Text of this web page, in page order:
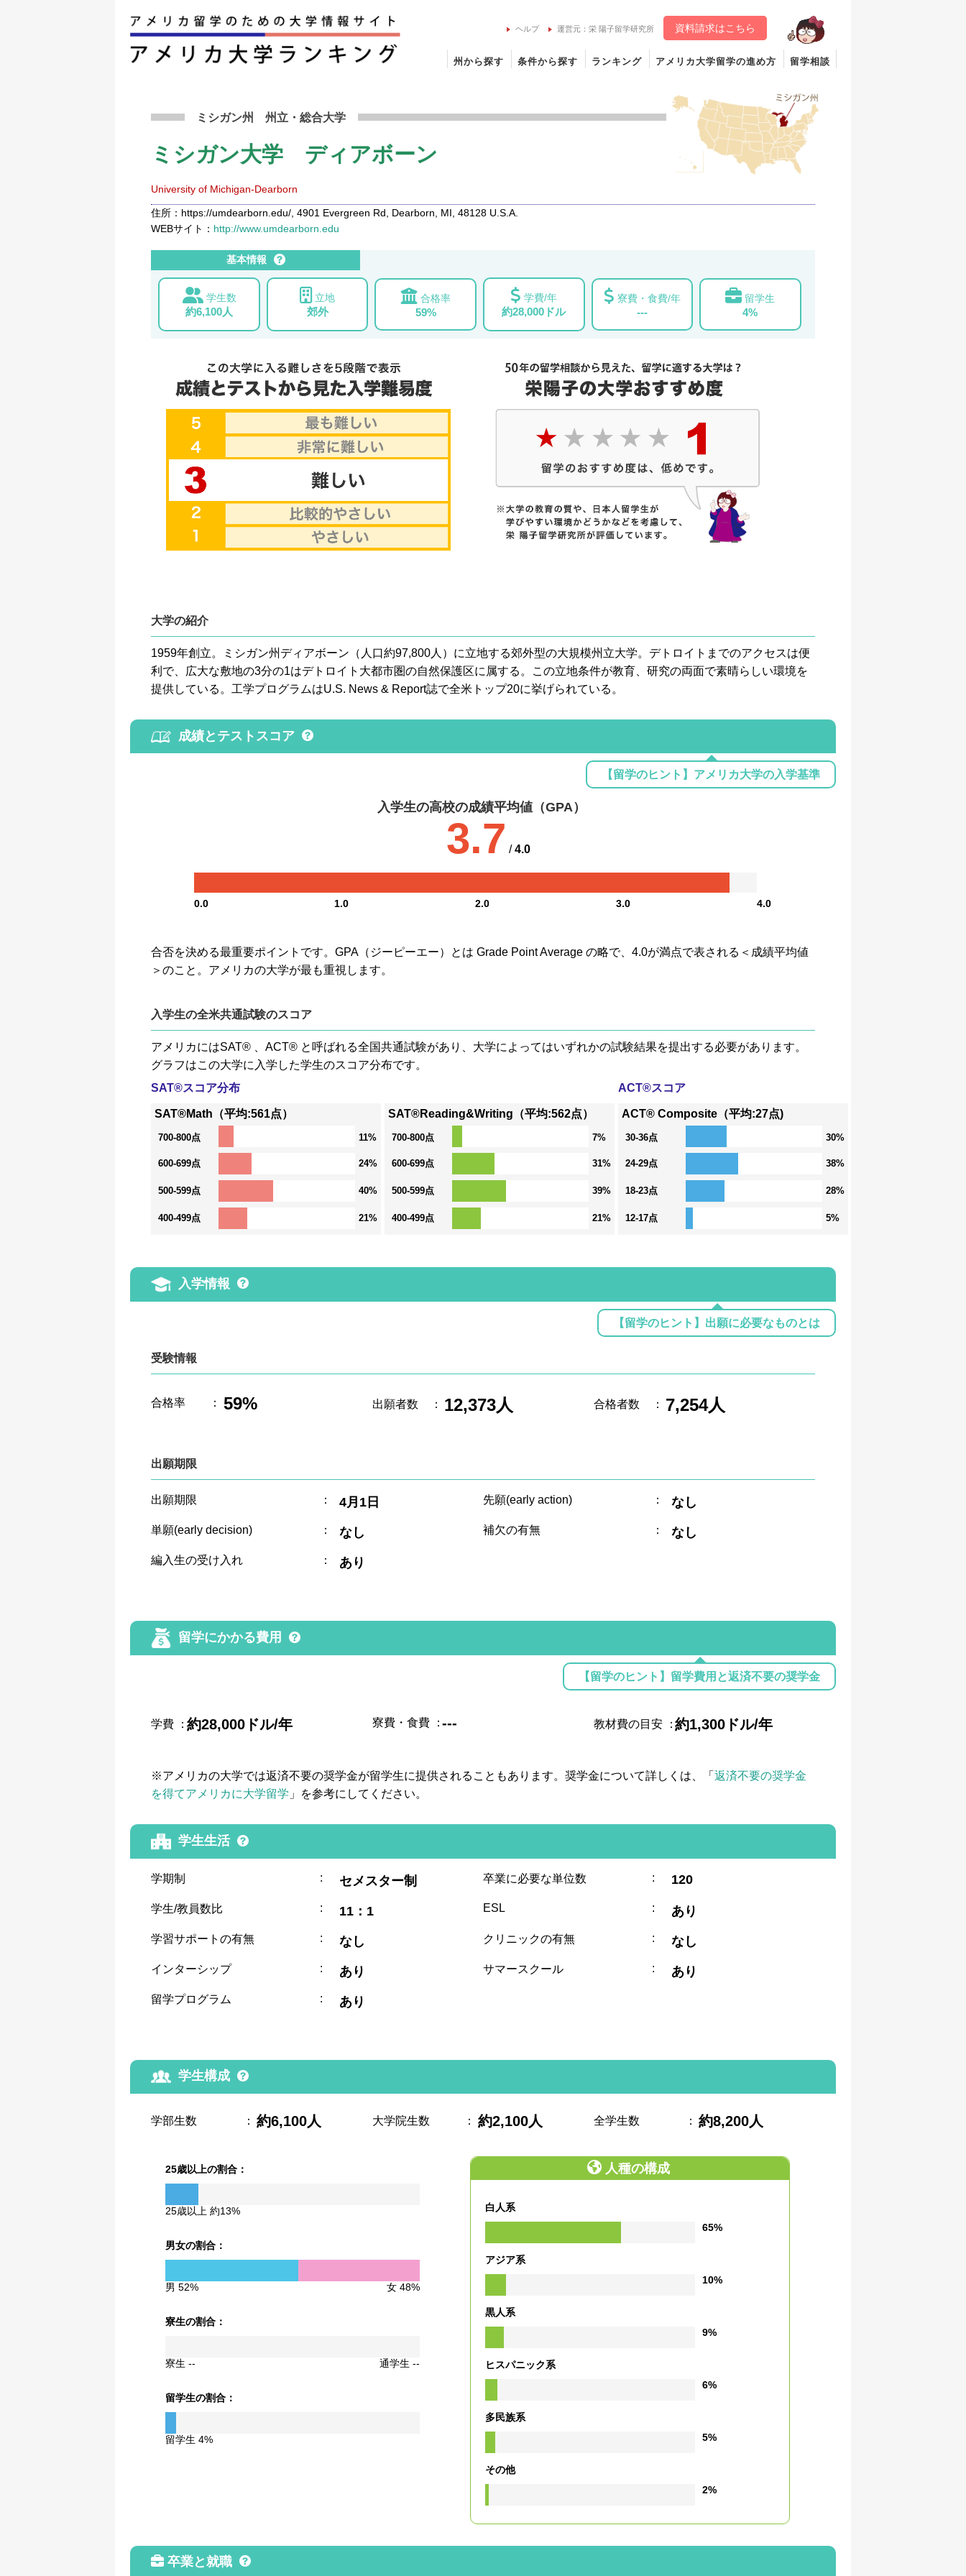
ヘルプ 運営元：栄 陽子留学研究所 資料請求はこちら
州から探す 条件から探す ランキング アメリカ大学留学の進め方 留学相談
ミシガン州州立 ・総合大学
ミシガン大学 ディアボーン
University of Michigan-Dearborn
住所：https://umdearborn.edu/, 4901 Evergreen Rd, Dearborn, MI, 48128 U.S.A.
WEBサイト： http://www.umdearborn.edu
基本情報
学生数
約6,100人
立地
郊外
合格率
59%
学費/年
約28,000ドル
寮費・食費/年
---
留学生
4%
大学の紹介
1959年創立。ミシガン州ディアボーン（人口約97,800人）に立地する郊外型の大規模州立大学。デトロイトまでのアクセスは便
利で、広大な敷地の3分の1はデトロイト大都市圏の自然保護区に属する。この立地条件が教育、研究の両面で素晴らしい環境を
提供している。工学プログラムはU.S. News & Report誌で全米トップ20に挙げられている。
成績とテストスコア
【留学のヒント】アメリカ大学の入学基準
入学生の高校の成績平均値（GPA）
3.7 /4.0
0.0 1.0 2.0 3.0 4.0
合否を決める最重要ポイントです。GPA（ジーピーエー）とは Grade Point Average の略で、4.0が満点で表される＜成績平均値
＞のこと。アメリカの大学が最も重視します。
入学生の全米共通試験のスコア
アメリカにはSAT® 、ACT® と呼ばれる全国共通試験があり、大学によってはいずれかの試験結果を提出する必要があります。
グラフはこの大学に入学した学生のスコア分布です。
SAT®スコア分布
SAT®Math（平均:561点）
700-800点 11%
600-699点 24%
500-599点 40%
400-499点 21%
SAT®Reading&Writing（平均:562点）
700-800点 7%
600-699点 31%
500-599点 39%
400-499点 21%
ACT®スコア
ACT® Composite（平均:27点)
30-36点 30%
24-29点 38%
18-23点 28%
12-17点 5%
入学情報
【留学のヒント】出願に必要なものとは
受験情報
合格率 ： 59% 出願者数 ： 12,373人 合格者数 ： 7,254人
出願期限
出願期限 ： 4月1日 先願(early action) ： なし
単願(early decision) ： なし 補欠の有無 ： なし
編入生の受け入れ ： あり
留学にかかる費用
【留学のヒント】留学費用と返済不要の奨学金
学費 ：約28,000ドル/年 寮費・食費 ：--- 教材費の目安 ：約1,300ドル/年
※アメリカの大学では返済不要の奨学金が留学生に提供されることもあります。奨学金について詳しくは、「返済不要の奨学金
を得てアメリカに大学留学 」を参考にしてください。
学生生活
学期制 : セメスター制 卒業に必要な単位数 : 120
学生/教員数比 : 11：1 ESL : あり
学習サポートの有無 : なし クリニックの有無 : なし
インターシップ : あり サマースクール : あり
留学プログラム : あり
学生構成
学部生数 ： 約6,100人 大学院生数 ： 約2,100人 全学生数 ： 約8,200人
25歳以上の割合：
25歳以上 約13%
男女の割合：
男 52% 女 48%
寮生の割合：
寮生 -- 通学生 --
留学生の割合：
留学生 4%
人種の構成
白人系
65%
アジア系
10%
黒人系
9%
ヒスパニック系
6%
多民族系
5%
その他
2%
卒業と就職